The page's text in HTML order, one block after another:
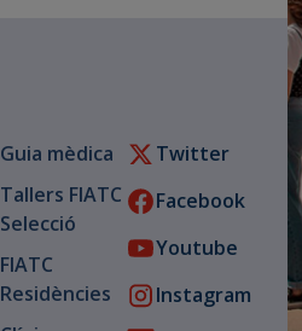
Guia mèdica
Tallers FIATC
Selecció
FIATC
Residències
Twitter
Facebook
Youtube
Instagram